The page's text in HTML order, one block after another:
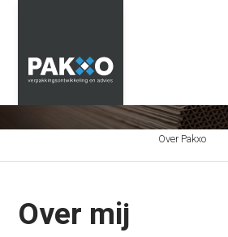
Even
Over Pakxo
Over mij